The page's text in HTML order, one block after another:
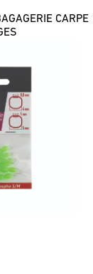
CARPE